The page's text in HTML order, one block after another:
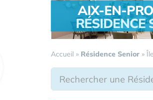
AIX-EN-
RÉSIDENCE
Accueil » Résidence Senior »